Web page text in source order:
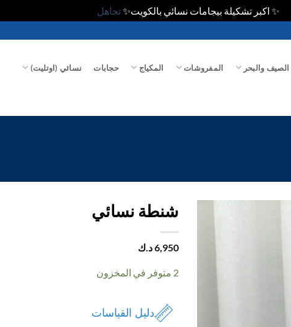
✨ اكبر تشكيلة بيجامات نسائي بالكويت✨تجاهل
الصيف والبحر المفروشات المكياج حجابات نسائي (اوتليت)
شنطة نسائي
6,950د.ك
2 متوفر في المخزون
دليل القياسات